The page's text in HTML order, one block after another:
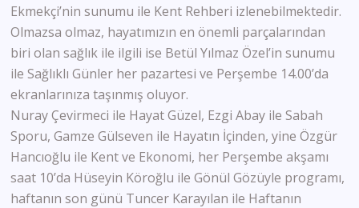
Ekmekçi’nin sunumu ile Kent Rehberi izlenebilmektedir.
Olmazsa olmaz, hayatımızın en önemli parçalarından
biri olan sağlık ile ilgili ise Betül Yılmaz Özel’in sunumu
ile Sağlıklı Günler her pazartesi ve Perşembe 14.00’da
ekranlarınıza taşınmış oluyor.
Nuray Çevirmeci ile Hayat Güzel, Ezgi Abay ile Sabah
Sporu, Gamze Gülseven ile Hayatın İçinden, yine Özgür
Hancıoğlu ile Kent ve Ekonomi, her Perşembe akşamı
saat 10’da Hüseyin Köroğlu ile Gönül Gözüyle programı,
haftanın son günü Tuncer Karayılan ile Haftanın